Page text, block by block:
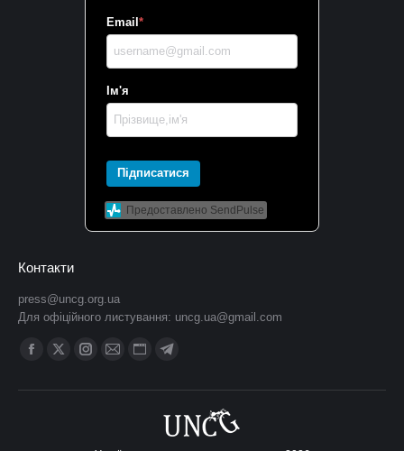
Email *
Ім'я
Підписатися
Предоставлено SendPulse
Контакти
press@uncg.org.ua
Для офіційного листування: uncg.ua@gmail.com
Find us on:
Facebook Instagram
WebsiteTelegram
відкривається
у